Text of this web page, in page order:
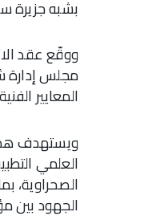
بشبه جزيرة
ووقّع عقد
مجلس إدارة
المعايير
ويستهدف
العلمي
الجهود بين